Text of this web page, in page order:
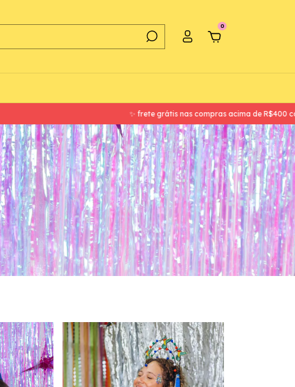
0
✨ frete grátis nas compras acima de R$400 com o cupom FRETEGRATIS ✨